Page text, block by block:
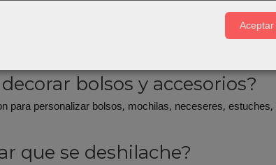
a maquina?
si. Recomendamos sujetarla antes con pinzas o
bolsos y accesorios?
para personalizar bolsos, mochilas, neceseres,
que se deshilache?